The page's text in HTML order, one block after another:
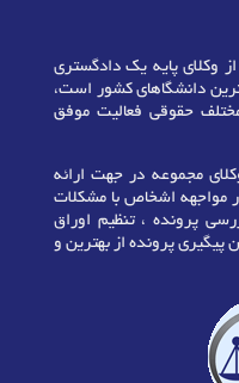
وکلای پایه یک دادگستری
دانشگاهای کشور است،
حقوقی فعالیت موفق
مجموعه در جهت ارائه
مواجهه اشخاص با مشکلات
پرونده ، تنظیم اوراق
پرونده از بهترین و